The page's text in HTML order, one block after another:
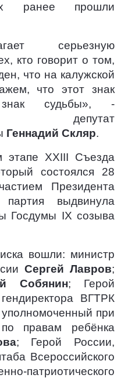
ранее прошли
серьезную
кто говорит о том,
что на калужской
что этот знак
судьбы», -
депутат
Геннадий Скляр.
этапе XXIII Съезда
состоялся 28
Президента
выдвинула
Госдумы IX созыва
вошли: министр
Сергей Лавров;
Собянин; Герой
ВГТРК
уполномоченный при
правам ребёнка
; Герой России,
Всероссийского
патриотического